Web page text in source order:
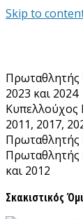
Skip to
Πρωταθλητής
2023 και 2024
Κυπελλούχος
2011, 2017,
Πρωταθλητής
Πρωταθλητής
και 2012
Σκακιστικός